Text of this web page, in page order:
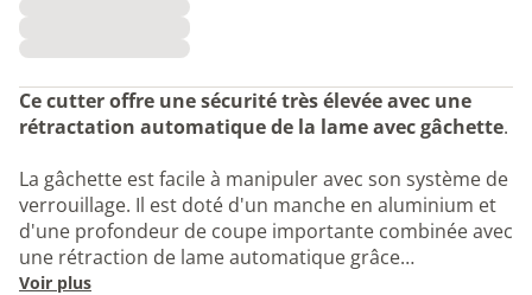
Ce cutter offre une sécurité très élevée avec une
rétractation automatique de la lame avec gâchette.
La gâchette est facile à manipuler avec son système de
verrouillage. Il est doté d'un manche en aluminium et
d'une profondeur de coupe importante combinée avec
une rétraction de lame automatique grâce…
Voir plus